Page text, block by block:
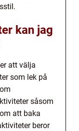
kan jag
att välja
som lek på
såsom
att baka
beror